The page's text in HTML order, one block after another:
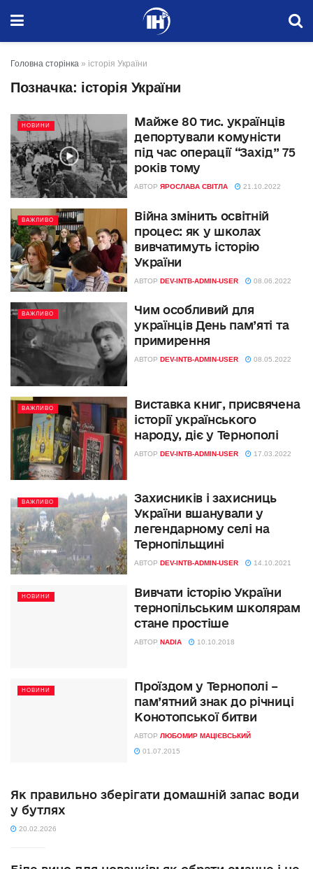
Головна сторінка » історія України
Позначка: історія України
НОВИНИ
Майже 80 тис. українців
депортували комуністи
під час операції “Захід” 75
років тому
АВТОР ЯРОСЛАВА СВІТЛА 21.10.2022
ВАЖЛИВО
Війна змінить освітній
процес: як у школах
вивчатимуть історію
України
АВТОР DEV-INTB-ADMIN-USER 08.06.2022
ВАЖЛИВО
Чим особливий для
українців День пам’яті та
примирення
АВТОР DEV-INTB-ADMIN-USER 08.05.2022
ВАЖЛИВО
Виставка книг, присвячена
історії українського
народу, діє у Тернополі
АВТОР DEV-INTB-ADMIN-USER 17.03.2022
ВАЖЛИВО
Захисників і захисниць
України вшанували у
легендарному селі на
Тернопільщині
АВТОР DEV-INTB-ADMIN-USER 14.10.2021
НОВИНИ
Вивчати історію України
тернопільським школярам
стане простіше
АВТОР NADIA 10.10.2018
НОВИНИ
Проїздом у Тернополі –
пам’ятний знак до річниці
Конотопської битви
АВТОР ЛЮБОМИР МАЦІЄВСЬКИЙ
01.07.2015
Як правильно зберігати домашній запас води
у бутлях
20.02.2026